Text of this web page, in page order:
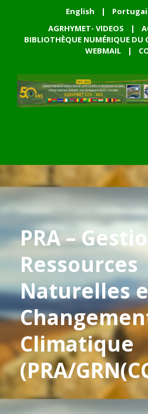
English |
AGRHYMET- VIDEOS
|
BIBLIOTHÈQUE NUMÉRIQUE DU
WEBMAIL
|
PRA –
Ressources
Naturelles
Climatique
(PRA/